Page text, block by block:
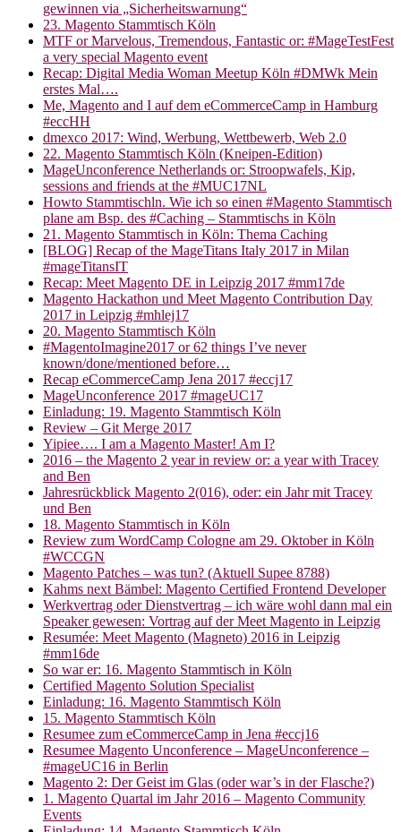
gewinnen via „Sicherheitswarnung“
23. Magento Stammtisch Köln
MTF or Marvelous, Tremendous, Fantastic or: #MageTestFest
a very special Magento event
Recap: Digital Media Woman Meetup Köln #DMWk Mein
erstes Mal….
Me, Magento and I auf dem eCommerceCamp in Hamburg
#eccHH
dmexco 2017: Wind, Werbung, Wettbewerb, Web 2.0
22. Magento Stammtisch Köln (Kneipen-Edition)
MageUnconference Netherlands or: Stroopwafels, Kip,
sessions and friends at the #MUC17NL
Howto Stammtischln. Wie ich so einen #Magento Stammtisch
plane am Bsp. des #Caching – Stammtischs in Köln
21. Magento Stammtisch in Köln: Thema Caching
[BLOG] Recap of the MageTitans Italy 2017 in Milan
#mageTitansIT
Recap: Meet Magento DE in Leipzig 2017 #mm17de
Magento Hackathon und Meet Magento Contribution Day
2017 in Leipzig #mhlej17
20. Magento Stammtisch Köln
#MagentoImagine2017 or 62 things I’ve never
known/done/mentioned before…
Recap eCommerceCamp Jena 2017 #eccj17
MageUnconference 2017 #mageUC17
Einladung: 19. Magento Stammtisch Köln
Review – Git Merge 2017
Yipiee…. I am a Magento Master! Am I?
2016 – the Magento 2 year in review or: a year with Tracey
and Ben
Jahresrückblick Magento 2(016), oder: ein Jahr mit Tracey
und Ben
18. Magento Stammtisch in Köln
Review zum WordCamp Cologne am 29. Oktober in Köln
#WCCGN
Magento Patches – was tun? (Aktuell Supee 8788)
Kahms next Bämbel: Magento Certified Frontend Developer
Werkvertrag oder Dienstvertrag – ich wäre wohl dann mal ein
Speaker gewesen: Vortrag auf der Meet Magento in Leipzig
Resumée: Meet Magento (Magneto) 2016 in Leipzig
#mm16de
So war er: 16. Magento Stammtisch in Köln
Certified Magento Solution Specialist
Einladung: 16. Magento Stammtisch Köln
15. Magento Stammtisch Köln
Resumee zum eCommerceCamp in Jena #eccj16
Resumee Magento Unconference – MageUnconference –
#mageUC16 in Berlin
Magento 2: Der Geist im Glas (oder war’s in der Flasche?)
1. Magento Quartal im Jahr 2016 – Magento Community
Events